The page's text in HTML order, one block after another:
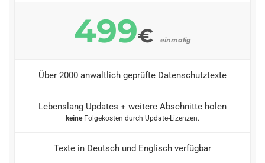
499€ einmalig
Über 2000 anwaltlich geprüfte Datenschutztexte
Lebenslang Updates + weitere Abschnitte holen
keineFolgekosten durch Update-Lizenzen.
Texte in Deutsch und Englisch verfügbar